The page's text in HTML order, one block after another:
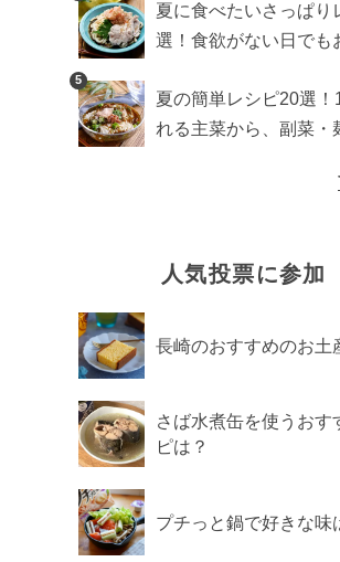
夏に食べたいさっぱり
選！食欲がない日でも
5
夏の簡単レシピ20選！
れる主菜から、副菜・
人気投票に参加
長崎のおすすめのお土
さば水煮缶を使うおす
ピは？
プチっと鍋で好きな味